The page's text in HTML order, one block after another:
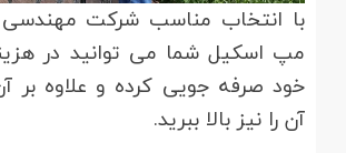
با انتخاب مناسب شرکت مهندسی
مپ اسکیل شما می توانید در
خود صرفه جویی کرده و علاوه بر
آن را نیز بالا ببرید.